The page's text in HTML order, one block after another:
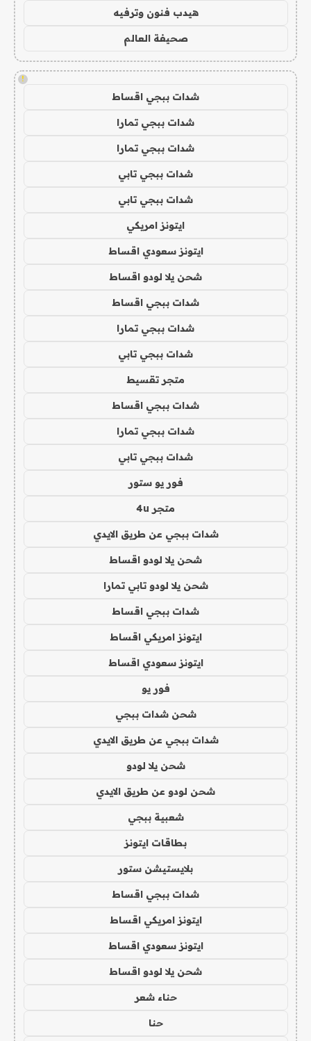
هيدب فنون وترفيه
صحيفة العالم
!
شدات ببجي اقساط
شدات ببجي تمارا
شدات ببجي تمارا
شدات ببجي تابي
شدات ببجي تابي
ايتونز امريكي
ايتونز سعودي اقساط
شحن يلا لودو اقساط
شدات ببجي اقساط
شدات ببجي تمارا
شدات ببجي تابي
متجر تقسيط
شدات ببجي اقساط
شدات ببجي تمارا
شدات ببجي تابي
فور يو ستور
متجر 4u
شدات ببجي عن طريق الايدي
شحن يلا لودو اقساط
شحن يلا لودو تابي تمارا
شدات ببجي اقساط
ايتونز امريكي اقساط
ايتونز سعودي اقساط
فور يو
شحن شدات ببجي
شدات ببجي عن طريق الايدي
شحن يلا لودو
شحن لودو عن طريق الايدي
شعبية ببجي
بطاقات ايتونز
بلايستيشن ستور
شدات ببجي اقساط
ايتونز امريكي اقساط
ايتونز سعودي اقساط
شحن يلا لودو اقساط
حناء شعر
حنا